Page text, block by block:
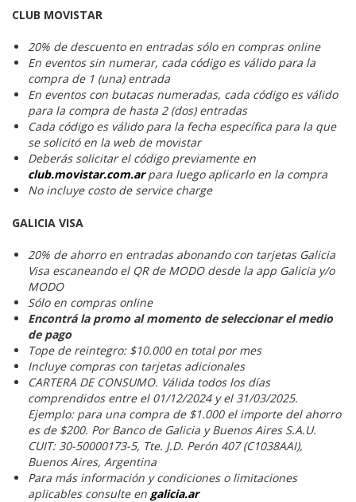
CLUB MOVISTAR
20% de descuento en entradas sólo en compras online
En eventos sin numerar, cada código es válido para la
compra de 1 (una) entrada
En eventos con butacas numeradas, cada código es válido
para la compra de hasta 2 (dos) entradas
Cada código es válido para la fecha específica para la que
se solicitó en la web de movistar
Deberás solicitar el código previamente en
club.movistar.com.ar para luego aplicarlo en la compra
No incluye costo de service charge
GALICIA VISA
20% de ahorro en entradas abonando con tarjetas Galicia
Visa escaneando el QR de MODO desde la app Galicia y/o
MODO
Sólo en compras online
Encontrá la promo al momento de seleccionar el medio
de pago
Tope de reintegro: $10.000 en total por mes
Incluye compras con tarjetas adicionales
CARTERA DE CONSUMO. Válida todos los días
comprendidos entre el 01/12/2024 y el 31/03/2025.
Ejemplo: para una compra de $1.000 el importe del ahorro
es de $200. Por Banco de Galicia y Buenos Aires S.A.U.
CUIT: 30-50000173-5, Tte. J.D. Perón 407 (C1038AAI),
Buenos Aires, Argentina
Para más información y condiciones o limitaciones
aplicables consulte en galicia.ar